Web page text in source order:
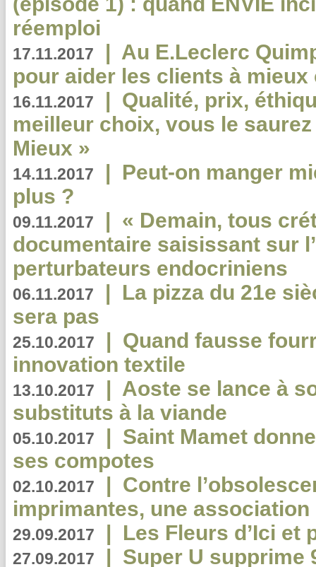
réemploi
17.11.2017 | Au E.Leclerc
pour aider les clients à
16.11.2017 | Qualité, prix,
meilleur choix, vous le
Mieux »
14.11.2017 | Peut-on manger
plus ?
09.11.2017 | « Demain, tous
documentaire saisissant sur
perturbateurs endocriniens
06.11.2017 | La pizza du 21e
sera pas
25.10.2017 | Quand fausse
innovation textile
13.10.2017 | Aoste se lance à
substituts à la viande
05.10.2017 | Saint Mamet
ses compotes
02.10.2017 | Contre
imprimantes, une
29.09.2017 | Les Fleurs d’Ici et
27.09.2017 | Super U supprime